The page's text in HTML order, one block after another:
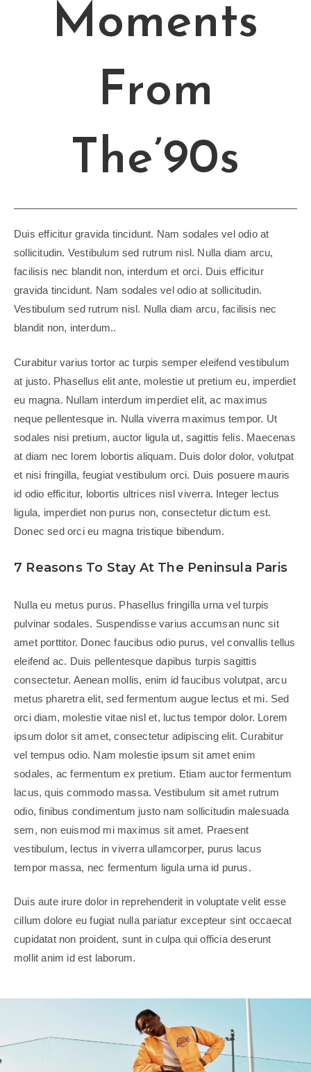
Moments
From
The’90s
Duis efficitur gravida tincidunt. Nam sodales vel odio at
sollicitudin. Vestibulum sed rutrum nisl. Nulla diam arcu,
facilisis nec blandit non, interdum et orci. Duis efficitur
gravida tincidunt. Nam sodales vel odio at sollicitudin.
Vestibulum sed rutrum nisl. Nulla diam arcu, facilisis nec
blandit non, interdum..
Curabitur varius tortor ac turpis semper eleifend vestibulum
at justo. Phasellus elit ante, molestie ut pretium eu, imperdiet
eu magna. Nullam interdum imperdiet elit, ac maximus
neque pellentesque in. Nulla viverra maximus tempor. Ut
sodales nisi pretium, auctor ligula ut, sagittis felis. Maecenas
at diam nec lorem lobortis aliquam. Duis dolor dolor, volutpat
et nisi fringilla, feugiat vestibulum orci. Duis posuere mauris
id odio efficitur, lobortis ultrices nisl viverra. Integer lectus
ligula, imperdiet non purus non, consectetur dictum est.
Donec sed orci eu magna tristique bibendum.
7 Reasons To Stay At The Peninsula Paris
Nulla eu metus purus. Phasellus fringilla urna vel turpis
pulvinar sodales. Suspendisse varius accumsan nunc sit
amet porttitor. Donec faucibus odio purus, vel convallis tellus
eleifend ac. Duis pellentesque dapibus turpis sagittis
consectetur. Aenean mollis, enim id faucibus volutpat, arcu
metus pharetra elit, sed fermentum augue lectus et mi. Sed
orci diam, molestie vitae nisl et, luctus tempor dolor. Lorem
ipsum dolor sit amet, consectetur adipiscing elit. Curabitur
vel tempus odio. Nam molestie ipsum sit amet enim
sodales, ac fermentum ex pretium. Etiam auctor fermentum
lacus, quis commodo massa. Vestibulum sit amet rutrum
odio, finibus condimentum justo nam sollicitudin malesuada
sem, non euismod mi maximus sit amet. Praesent
vestibulum, lectus in viverra ullamcorper, purus lacus
tempor massa, nec fermentum ligula urna id purus.
Duis aute irure dolor in reprehenderit in voluptate velit esse
cillum dolore eu fugiat nulla pariatur excepteur sint occaecat
cupidatat non proident, sunt in culpa qui officia deserunt
mollit anim id est laborum.